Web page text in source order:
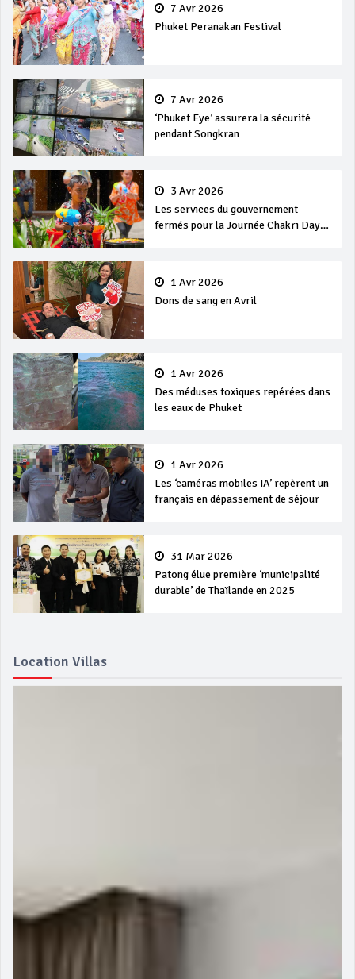
7 Avr 2026
Phuket Peranakan Festival
7 Avr 2026
‘Phuket Eye’ assurera la sécurité
pendant Songkran
3 Avr 2026
Les services du gouvernement
fermés pour la Journée Chakri Day
1 Avr 2026
Dons de sang en Avril
1 Avr 2026
Des méduses toxiques repérées dans
les eaux de Phuket
1 Avr 2026
Les ‘caméras mobiles IA’ repèrent un
français en dépassement de séjour
31 Mar 2026
Patong élue première ‘municipalité
durable’ de Thaïlande en 2025
Location Villas